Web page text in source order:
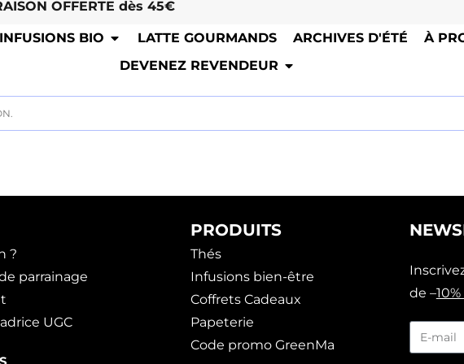
OFFERTE dès 45€
BIO LATTE GOURMANDS ARCHIVES D'ÉTÉ
À
DEVENEZ REVENDEUR
?
parrainage
UGC
PRODUITS
Thés
Infusions bien-être
Coffrets Cadeaux
Papeterie
Code promo GreenMa
de –